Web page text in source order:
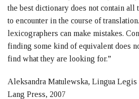
the best dictionary does not contain all
to encounter in the course of
lexicographers can make mistakes.
finding some kind of equivalent does
find what they are looking for.”
Aleksandra Matulewska, Lingua
Lang Press, 2007